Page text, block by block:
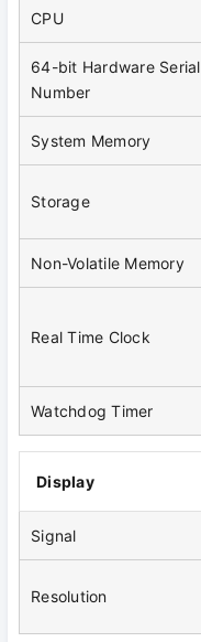
CPU
64-bit Hardware Serial
Number
System Memory
Storage
Non-Volatile Memory
Real Time Clock
Watchdog Timer
Display
Signal
Resolution